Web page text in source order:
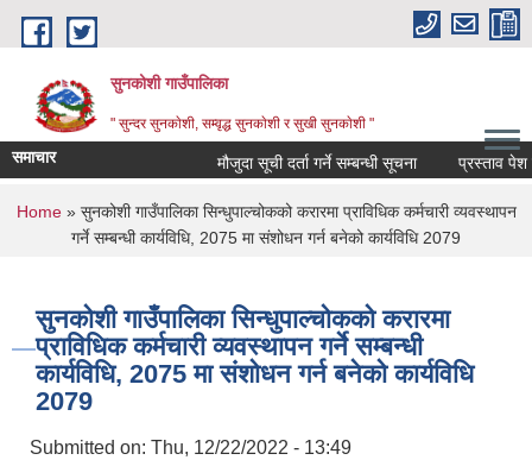
Skip to main content
सुनकोशी गाउँपालिका
" सुन्दर सुनकाेशी, सम्वृद्ध सुनकाेशी र सुखी सुनकाेशी "
समाचार मौजुदा सूची दर्ता गर्ने सम्बन्धी सूचना प्रस्ताव पेश गर्ने
You are here
Home» सुनकोशी गाउँपालिका सिन्धुपाल्चोकको करारमा प्राविधिक कर्मचारी व्यवस्थापन
गर्ने सम्बन्धी कार्यविधि, 2075 मा संशोधन गर्न बनेको कार्यविधि 2079
सुनकोशी गाउँपालिका सिन्धुपाल्चोकको करारमा
प्राविधिक कर्मचारी व्यवस्थापन गर्ने सम्बन्धी
कार्यविधि, 2075 मा संशोधन गर्न बनेको कार्यविधि
2079
Submitted on: Thu, 12/22/2022 - 13:49